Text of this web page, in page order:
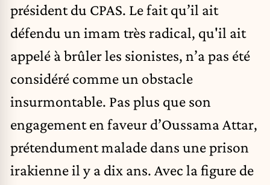
président du CPAS. Le fait qu’il ait
défendu un imam très radical, qu'il ait
appelé à brûler les sionistes, n’a pas été
considéré comme un obstacle
insurmontable. Pas plus que son
engagement en faveur d’Oussama Attar,
prétendument malade dans une prison
irakienne il y a dix ans. Avec la figure de